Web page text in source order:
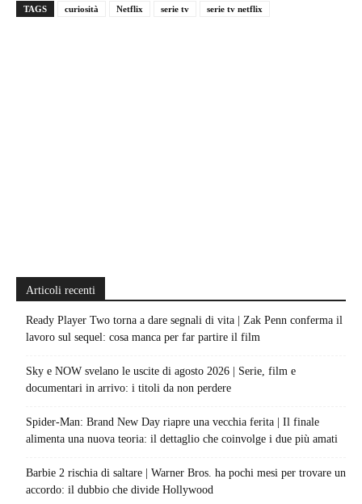
TAGS curiosità Netflix serie tv serie tv netflix
Articoli recenti
Ready Player Two torna a dare segnali di vita | Zak Penn conferma il
lavoro sul sequel: cosa manca per far partire il film
Sky e NOW svelano le uscite di agosto 2026 | Serie, film e
documentari in arrivo: i titoli da non perdere
Spider-Man: Brand New Day riapre una vecchia ferita | Il finale
alimenta una nuova teoria: il dettaglio che coinvolge i due più amati
Barbie 2 rischia di saltare | Warner Bros. ha pochi mesi per trovare un
accordo: il dubbio che divide Hollywood